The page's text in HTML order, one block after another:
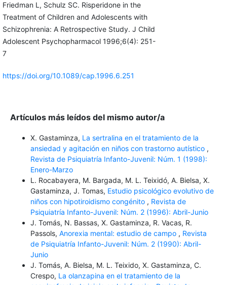
Friedman L, Schulz SC. Risperidone in the
Treatment of Children and Adolescents with
Schizophrenia: A Retrospective Study. J Child
Adolescent Psychopharmacol 1996;6(4): 251-
7
https://doi.org/10.1089/cap.1996.6.251
Artículos más leídos del mismo autor/a
X. Gastaminza, La sertralina en el tratamiento de la
ansiedad y agitación en niños con trastorno autístico ,
Revista de Psiquiatría Infanto-Juvenil: Núm. 1 (1998):
Enero-Marzo
L. Rocabayera, M. Bargada, M. L. Teixidó, A. Bielsa, X.
Gastaminza, J. Tomas, Estudio psicológico evolutivo de
niños con hipotiroidismo congénito , Revista de
Psiquiatría Infanto-Juvenil: Núm. 2 (1996): Abril-Junio
J. Tomás, N. Bassas, X. Gastaminza, R. Vacas, R.
Passols, Anorexia mental: estudio de campo , Revista
de Psiquiatría Infanto-Juvenil: Núm. 2 (1990): Abril-
Junio
J. Tomás, A. Bielsa, M. L. Teixido, X. Gastaminza, C.
Crespo, La olanzapina en el tratamiento de la